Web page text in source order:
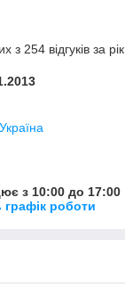
з 254 відгуків за рік
з 10:00 до 17:00
графік роботи